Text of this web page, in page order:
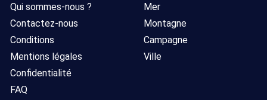
Qui sommes-nous ?
Contactez-nous
Conditions
Mentions légales
Confidentialité
FAQ
Mer
Montagne
Campagne
Ville